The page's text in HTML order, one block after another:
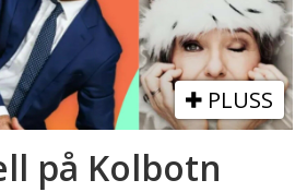
PLUSS
på Kolbotn